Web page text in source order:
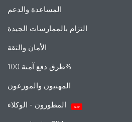
المساعدة والدعم
التزام بالممارسات الجيدة
الأمان والثقة
طرق دفع آمنة 100%
المهنيون والموزعون
جديد